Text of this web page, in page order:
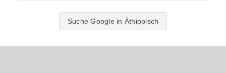
Suche Google in Äthiopisch